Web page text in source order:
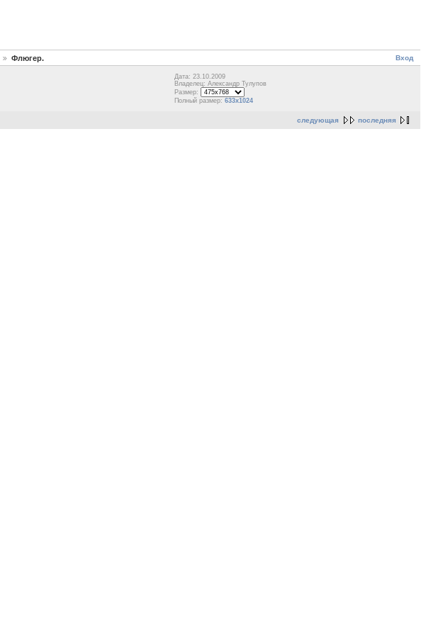
Вход
Флюгер.
Дата: 23.10.2009
Владелец: Александр Тулупов
Размер:
Полный размер: 633x1024
следующая последняя